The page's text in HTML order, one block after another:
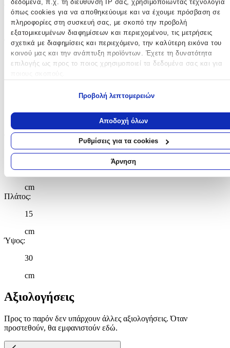
δεδομένα, π.χ. τη διεύθυνση IP σας, χρησιμοποιώντας τεχνολογία
όπως cookies για να αποθηκεύουμε και να έχουμε πρόσβαση σε
πληροφορίες στη συσκευή σας, με σκοπό την προβολή
εξατομικευμένων διαφημίσεων και περιεχομένου, τις μετρήσεις
σχετικά με διαφημίσεις και περιεχόμενο, την καλύτερη εικόνα του
κοινού μας και την ανάπτυξη προϊόντων. Έχετε τη δυνατότητα
επιλογής ως προς το ποιος χρησιμοποιεί τα δεδομένα σας και για
Εάν μας επιτρέπετε, θα θέλαμε επίσης:
τοποθεσία, οι οποίες μπορεί να είναι ακριβείς σε απόσταση
Να αναγνωρίσουμε τη συσκευή σας σαρώνοντας ενεργά για
συγκεκριμένα χαρακτηριστικά (δακτυλικό αποτύπωμα)
Μάθετε περισσότερα σχετικά με τον τρόπο επεξεργασίας των
προσωπικών σας δεδομένων και καθορίστε τις προτιμήσεις σας
ενότητα “Λεπτομέρειες”. Μπορείτε να αλλάξετε ή να
τη συγκατάθεσή σας ανά πάσα στιγμή από τη Δήλωση Cookies.
Χρησιμοποιούμε cookies ώστε η τοποθεσία μας να λειτουργεί
λειτουργίες μέσων κοινωνικής δικτύωσης και να αναλύουμε την
κυκλοφορία μας. Εμείς και οι 1022 συνεργάτες μας
χρησιμοποιώντας τεχνολογία όπως cookies για να αποθηκεύουμε
μετρήσεις σχετικά με διαφημίσεις και περιεχόμενο, την καλύτερη
εικόνα του κοινού μας και την ανάπτυξη προϊόντων. Επίσης,
τοποθεσίας μας στους συνεργάτες μέσων κοινωνικής δικτύωσης,
διαφημίσεων και ανάλυσης.
Προβολή λεπτομερειών
Αποδοχή όλων
Ρυθμίσεις για τα cookies
Άρνηση
Τύπος
:
Πλάτης
Τάξη:
Νηπιαγωγείου
lt
Διαστάσεις
Μήκος:
25
cm
Πλάτος:
15
cm
Ύψος:
30
cm
Αξιολογήσεις
Προς το παρόν δεν υπάρχουν άλλες αξιολογήσεις. Όταν
προστεθούν, θα εμφανιστούν εδώ.